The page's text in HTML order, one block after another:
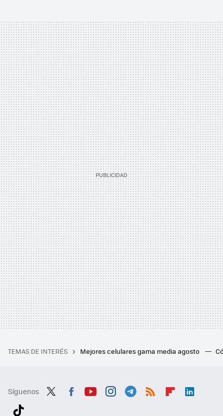
TEMAS DE INTERÉS Mejores celulares gama media agosto
Síguenos